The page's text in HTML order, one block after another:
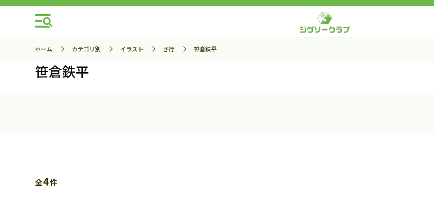
ホーム カテゴリ別 イラスト さ行 笹倉鉄平
笹倉鉄平
全4件